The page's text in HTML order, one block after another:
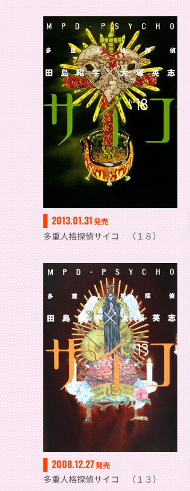
2013.01.31発売
多重人格探偵サイコ （１８）
2008.12.27発売
多重人格探偵サイコ （１３）